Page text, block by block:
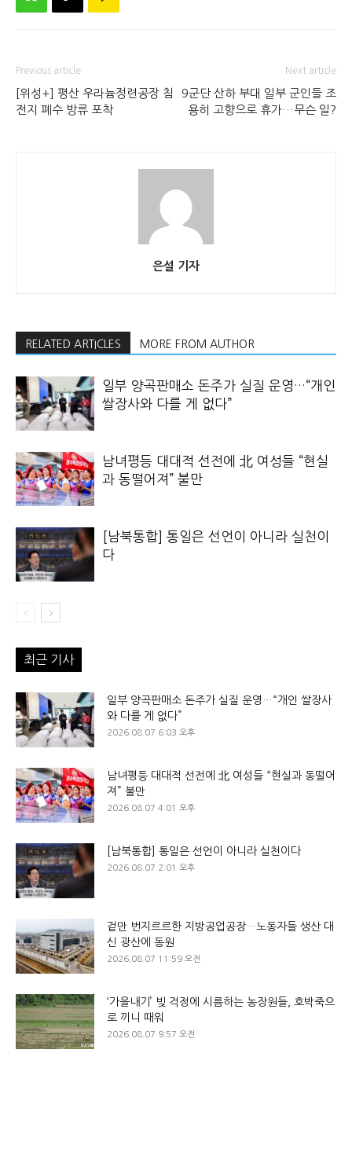
Previous article
[위성+] 평산 우라늄정련공장 침
전지 폐수 방류 포착
Next article
9군단 산하 부대 일부 군인들 조
용히 고향으로 휴가…무슨 일?
은설 기자
RELATED ARTICLES MORE FROM AUTHOR
일부 양곡판매소 돈주가 실질 운영…“개인
쌀장사와 다를 게 없다”
남녀평등 대대적 선전에 北 여성들 “현실
과 동떨어져” 불만
[남북통합] 통일은 선언이 아니라 실천이
다
최근 기사
일부 양곡판매소 돈주가 실질 운영…“개인 쌀장사
와 다를 게 없다”
2026.08.07 6:03 오후
남녀평등 대대적 선전에 北 여성들 “현실과 동떨어
져” 불만
2026.08.07 4:01 오후
[남북통합] 통일은 선언이 아니라 실천이다
2026.08.07 2:01 오후
겉만 번지르르한 지방공업공장…노동자들 생산 대
신 광산에 동원
2026.08.07 11:59 오전
‘가을내기’ 빚 걱정에 시름하는 농장원들, 호박죽으
로 끼니 때워
2026.08.07 9:57 오전